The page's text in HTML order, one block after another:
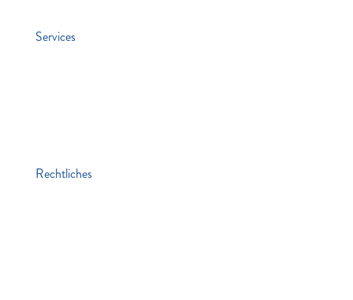
Services
Rechtliches